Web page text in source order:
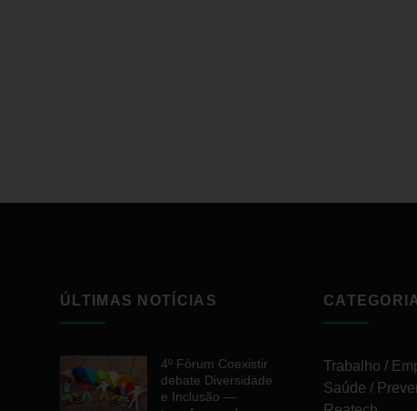
ÚLTIMAS NOTÍCIAS
4º Fórum Coexistir
debate Diversidade
e Inclusão —
Trabalho /
Saúde /